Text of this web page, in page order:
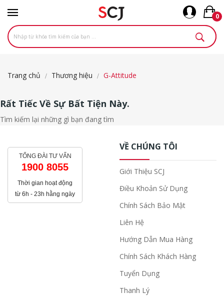
0
Trang chủ Thương hiệu G-Attitude
Rất Tiếc Về Sự Bất Tiện Này.
Tìm kiếm lại những gì bạn đang tìm
TỔNG ĐÀI TƯ VẤN
1900 8055
Thời gian hoạt động
từ 6h - 23h hằng ngày
VỀ CHÚNG TÔI
Giới Thiệu SCJ
Điều Khoản Sử Dụng
Chính Sách Bảo Mật
Liên Hệ
Hướng Dẫn Mua Hàng
Chính Sách Khách Hàng
Tuyển Dụng
Thanh Lý